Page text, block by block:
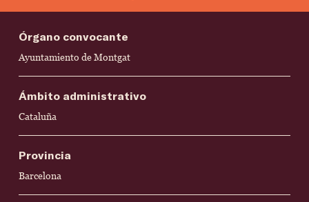
Órgano convocante
Ayuntamiento de Montgat
Ámbito administrativo
Cataluña
Provincia
Barcelona